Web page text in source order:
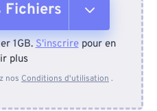
Fichiers
1GB.S'inscrirepour en
plus
nos Conditions d'utilisation .